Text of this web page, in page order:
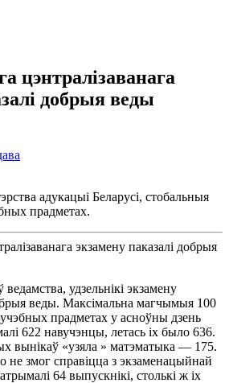
цэнтралізаванага
добрыя веды
адукацыі Беларусі, стобальныя
прадметах.
удзельнікі экзамену
веды. Максімальна магчымыя 100
прадметах у асноўны дзень
622 навучэнцы, летась іх было 636.
вынікаў «узяла » матэматыка — 175.
не змог справіцца з экзаменацыйнай
64 выпускнікі, столькі ж іх